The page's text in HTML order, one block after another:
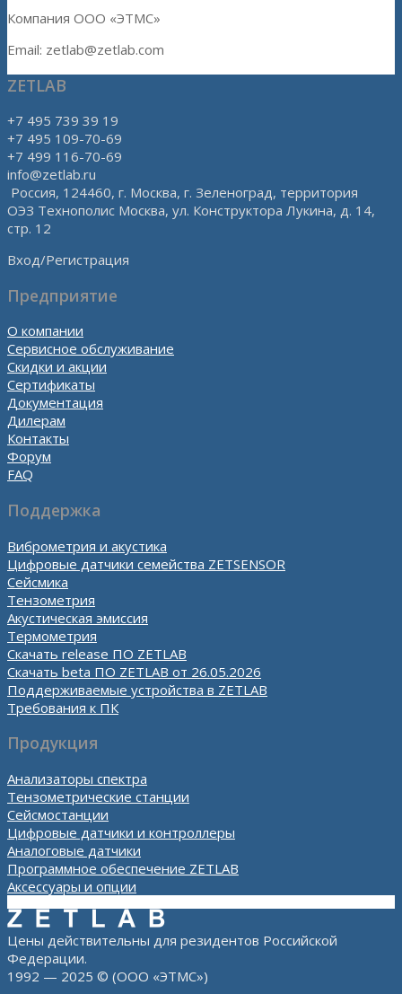
Компания ООО «ЭТМС»
Email: zetlab@zetlab.com
ZETLAB
+7 495 739 39 19
+7 495 109-70-69
+7 499 116-70-69
info@zetlab.ru
Россия, 124460, г. Москва, г. Зеленоград, территория
ОЭЗ Технополис Москва, ул. Конструктора Лукина, д. 14,
стр. 12
Вход/Регистрация
Предприятие
О компании
Сервисное обслуживание
Скидки и акции
Сертификаты
Документация
Дилерам
Контакты
Форум
FAQ
Поддержка
Виброметрия и акустика
Цифровые датчики семейства ZETSENSOR
Сейсмика
Тензометрия
Акустическая эмиссия
Термометрия
Скачать release ПО ZETLAB
Скачать beta ПО ZETLAB от 26.05.2026
Поддерживаемые устройства в ZETLAB
Требования к ПК
Продукция
Анализаторы спектра
Тензометрические станции
Сейсмостанции
Цифровые датчики и контроллеры
Аналоговые датчики
Программное обеспечение ZETLAB
Аксессуары и опции
Цены действительны для резидентов Российской
Федерации.
1992 — 2025 © (ООО «ЭТМС»)